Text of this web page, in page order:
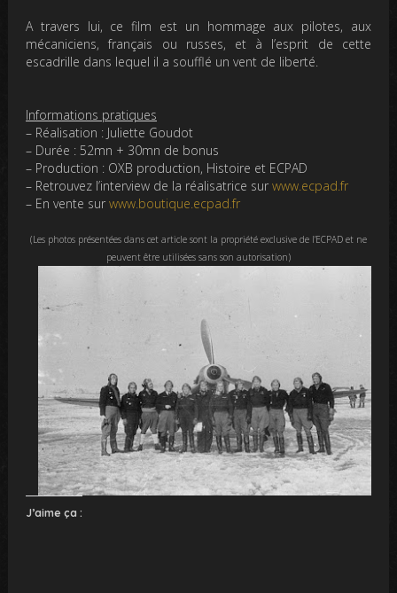
A travers lui, ce film est un hommage aux pilotes, aux
mécaniciens, français ou russes, et à l’esprit de cette
escadrille dans lequel il a soufflé un vent de liberté.
Informations pratiques
– Réalisation : Juliette Goudot
– Durée : 52mn + 30mn de bonus
– Production : OXB production, Histoire et ECPAD
– Retrouvez l’interview de la réalisatrice surwww.ecpad.fr
– En vente surwww.boutique.ecpad.fr
(Les photos présentées dans cet article sont la propriété exclusive de l’ECPAD et ne
peuvent être utilisées sans son autorisation)
J’aime ça :